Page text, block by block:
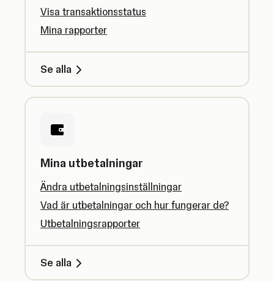
Visa transaktionsstatus
Mina rapporter
Se alla
Mina utbetalningar
Ändra utbetalningsinställningar
Vad är utbetalningar och hur fungerar de?
Utbetalningsrapporter
Se alla